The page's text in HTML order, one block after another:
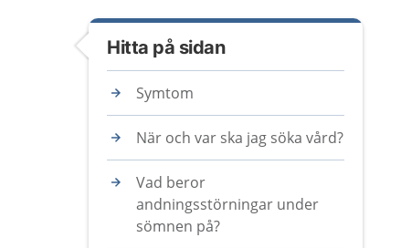
Hitta på sidan
Symtom
När och var ska jag söka vård?
Vad beror
andningsstörningar under
sömnen på?